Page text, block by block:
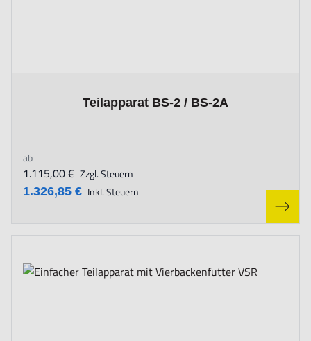
Teilapparat BS-2 / BS-2A
The price depends on the options chosen on the product page
ab
1.326,85 € Inkl. Steuern
1.115,00 € Zzgl. Steuern